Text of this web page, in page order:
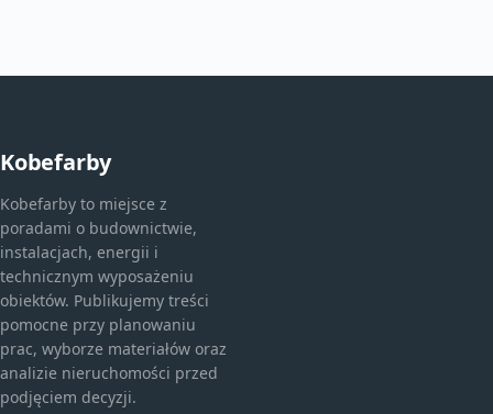
Kobefarby
Kobefarby to miejsce z
poradami o budownictwie,
instalacjach, energii i
technicznym wyposażeniu
obiektów. Publikujemy treści
pomocne przy planowaniu
prac, wyborze materiałów oraz
analizie nieruchomości przed
podjęciem decyzji.